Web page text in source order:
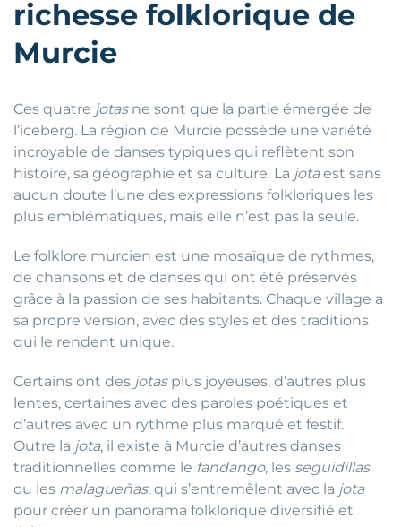
richesse folklorique de
Murcie
Ces quatre jotasne sont que la partie émergée de
l’iceberg. La région de Murcie possède une variété
incroyable de danses typiques qui reflètent son
histoire, sa géographie et sa culture. La jotaest sans
aucun doute l’une des expressions folkloriques les
plus emblématiques, mais elle n’est pas la seule.
Le folklore murcien est une mosaïque de rythmes,
de chansons et de danses qui ont été préservés
grâce à la passion de ses habitants. Chaque village a
sa propre version, avec des styles et des traditions
qui le rendent unique.
Certains ont des jotasplus joyeuses, d’autres plus
lentes, certaines avec des paroles poétiques et
d’autres avec un rythme plus marqué et festif.
Outre la jota, il existe à Murcie d’autres danses
traditionnelles comme le fandango, les seguidillas
ou les malagueñas, qui s’entremêlent avec la jota
pour créer un panorama folklorique diversifié et